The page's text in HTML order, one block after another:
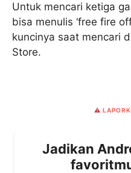
Untuk mencari ketiga
bisa menulis ‘free fire
kuncinya saat mencari
Store.
⚠️
Jadikan